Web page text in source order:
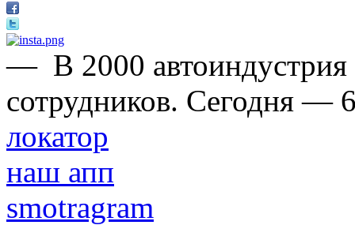
— В 2000
сотрудников. Сегодня —
локатор
наш апп
smotragram